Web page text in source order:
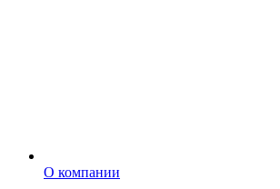
О компании